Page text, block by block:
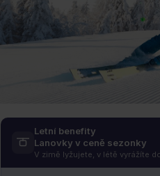
Gopass SKI sezónka
NA HORÁCH PO CELÝ ROK – V ZIMĚ I
Letní benefity
Lanovky v ceně sezonky
V zimě lyžujete, v létě vyrážíte